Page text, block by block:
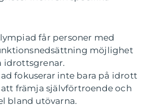
får personer med
möjlighet
idrottsgrenar.
fokuserar inte bara på idrott
främja självförtroende och
bland utövarna.